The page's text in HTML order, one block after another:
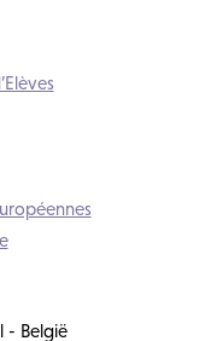
- België